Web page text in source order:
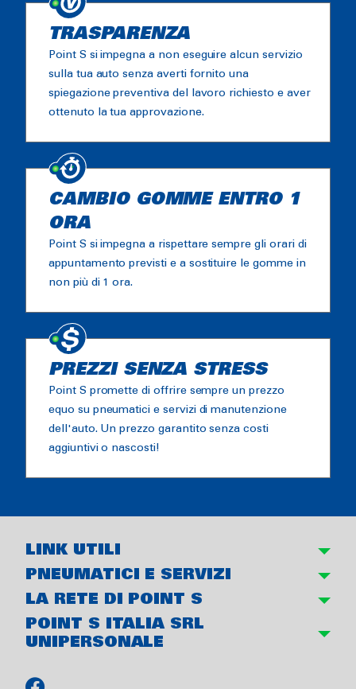
TRASPARENZA
Point S si impegna a non eseguire alcun servizio
sulla tua auto senza averti fornito una
spiegazione preventiva del lavoro richiesto e aver
ottenuto la tua approvazione.
CAMBIO GOMME ENTRO 1
ORA
Point S si impegna a rispettare sempre gli orari di
appuntamento previsti e a sostituire le gomme in
non più di 1 ora.
PREZZI SENZA STRESS
Point S promette di offrire sempre un prezzo
equo su pneumatici e servizi di manutenzione
dell'auto. Un prezzo garantito senza costi
aggiuntivi o nascosti!
LINK UTILI
PNEUMATICI E SERVIZI
LA RETE DI POINT S
POINT S ITALIA SRL
UNIPERSONALE